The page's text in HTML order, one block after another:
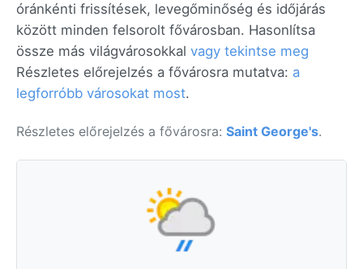
óránkénti frissítések, levegőminőség és időjárás
között minden felsorolt fővárosban. Hasonlítsa
össze más világvárosokkal vagy tekintse meg
Részletes előrejelzés a fővárosra mutatva: a
legforróbb városokat most.
Részletes előrejelzés a fővárosra: Saint George's.